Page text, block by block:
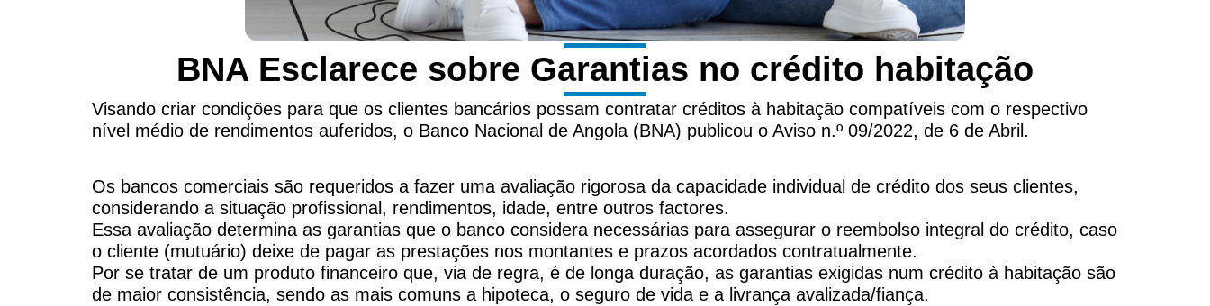
BNA Esclarece sobre Garantias no crédito habitação
Visando criar condições para que os clientes bancários possam contratar créditos à habitação compatíveis com o respectivo
nível médio de rendimentos auferidos, o Banco Nacional de Angola (BNA) publicou o Aviso n.º 09/2022, de 6 de Abril.
Os bancos comerciais são requeridos a fazer uma avaliação rigorosa da capacidade individual de crédito dos seus clientes,
considerando a situação profissional, rendimentos, idade, entre outros factores.
Essa avaliação determina as garantias que o banco considera necessárias para assegurar o reembolso integral do crédito, caso
o cliente (mutuário) deixe de pagar as prestações nos montantes e prazos acordados contratualmente.
Por se tratar de um produto financeiro que, via de regra, é de longa duração, as garantias exigidas num crédito à habitação são
de maior consistência, sendo as mais comuns a hipoteca, o seguro de vida e a livrança avalizada/fiança.